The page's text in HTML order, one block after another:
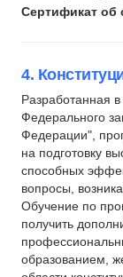
Категорийный
Управление
Брокерство
Офис-
Таможенный
Управление в
223-ФЗ
44-ФЗ
Конкурентное
Сертификат об
4.
Разработанная
Федерального
Федерации",
на подготовку
способных
вопросы,
Обучение по
получить
образованием,